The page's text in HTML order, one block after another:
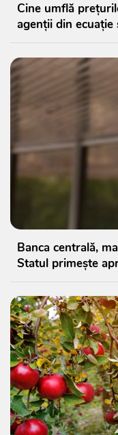
Cine umflă
agenții din
Banca centrală,
Statul primește